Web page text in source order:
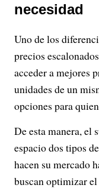
necesidad
Uno de los
precios
acceder a mejores
unidades de un
opciones para
De esta manera, el
espacio dos tipos
hacen su mercado
buscan optimizar el